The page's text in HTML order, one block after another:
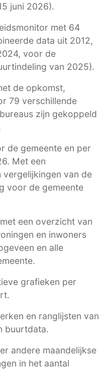
juni 2026).
met 64
data uit 2012,
voor de
van 2025).
de opkomst,
79 verschillende
zijn gekoppeld
de gemeente en per
Met een
van de
voor de gemeente
een overzicht van
en inwoners
en alle
grafieken per
en ranglijsten van
buurtdata.
andere maandelijkse
in het aantal